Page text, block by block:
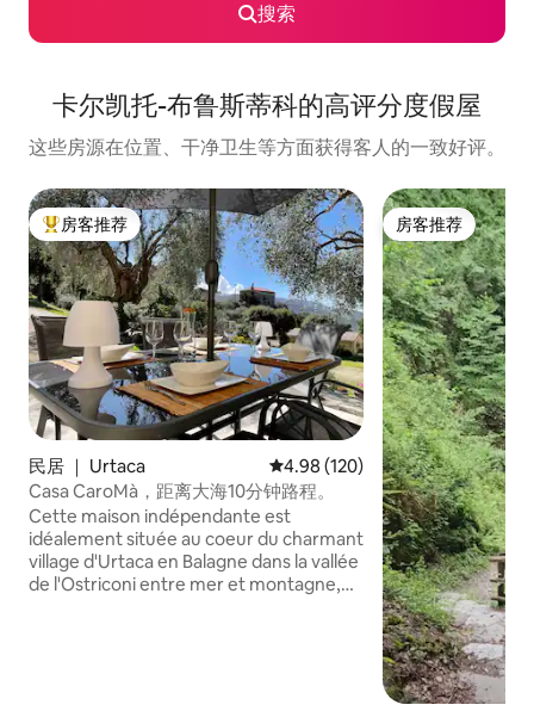
搜索
卡尔凯托-布鲁斯蒂科的高评分度假屋
这些房源在位置、干净卫生等方面获得客人的一致好评。
热门「房客推荐」
房客推荐
民居 ｜ Urtaca 平均评分 4.98 分（满分 5 分），
4.98 (120)
Casa CaroMà，距离大海10分钟路程。
Cette maison indépendante est
idéalement située au coeur du charmant
village d'Urtaca en Balagne dans la vallée
de l'Ostriconi entre mer et montagne,
房客推荐
房客推荐